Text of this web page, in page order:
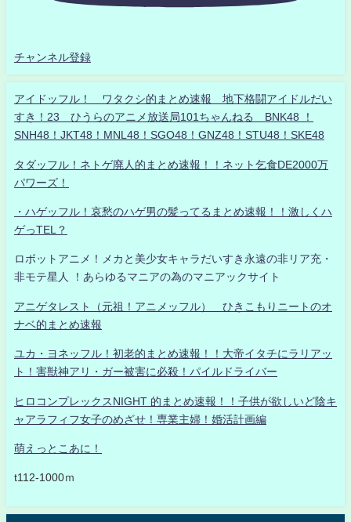
チャンネル登録
アイドッフル！ ワタクシ的まとめ速報 地下格闘アイドルだい
すき！23 ひうらのアニメ放送局101ちゃんねる BNK48 ！
SNH48！JKT48！MNL48！SGO48！GNZ48！STU48！SKE48
タダッフル！ネトゲ廃人的まとめ速報！！ネット乞食DE2000万
パワーズ！
・ハゲッフル！哀愁のハゲ男の髪ってるまとめ速報！！激しくハ
ゲっTEL？
ロボットアニメ！メカと美少女キャラだいすき永遠の非リア充・
非モテ星人 ！あらゆるマニアの為のマニアックサイト
アニゲタレスト（元祖！アニメッフル） ひきこもりニートのオ
ナベ的まとめ速報
ユカ・ヨネッフル！初老的まとめ速報！！大帝イタチにラリアッ
ト！害獣神アリ・ガー被害に必殺！パイルドライバー
ヒロコンプレックスNIGHT 的まとめ速報！！子供が欲しいど陰キ
ャアラフィフ女子のめざせ！専業主婦！婚活計画編
萌えっとこあに！
t112-1000ｍ